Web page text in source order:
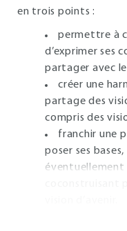
en trois points :
permettre à
d’exprimer ses
partager avec
créer une
partage des
compris des
franchir une
poser ses
éventuellement